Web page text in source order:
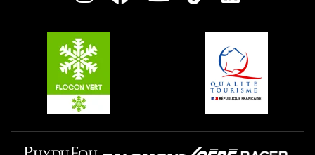
Plagne Villages
Plagne Aime 2000